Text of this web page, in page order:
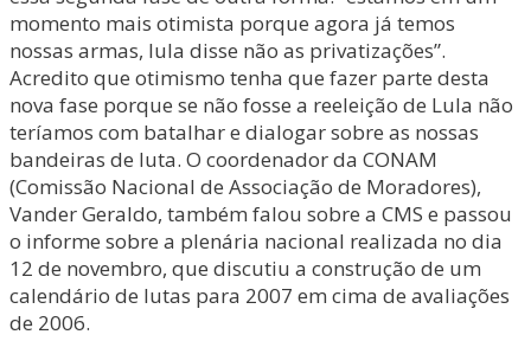
momento mais otimista porque agora já temos
nossas armas, lula disse não as privatizações”.
Acredito que otimismo tenha que fazer parte desta
nova fase porque se não fosse a reeleição de Lula não
teríamos com batalhar e dialogar sobre as nossas
bandeiras de luta. O coordenador da CONAM
(Comissão Nacional de Associação de Moradores),
Vander Geraldo, também falou sobre a CMS e passou
o informe sobre a plenária nacional realizada no dia
12 de novembro, que discutiu a construção de um
calendário de lutas para 2007 em cima de avaliações
de 2006.